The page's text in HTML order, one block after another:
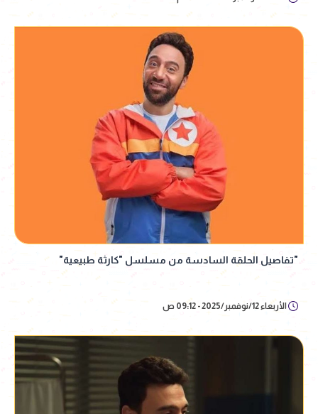
"تفاصيل الحلقة السادسة من مسلسل "كارثة طبيعية"
الأربعاء 12/نوفمبر/2025 - 09:12 ص